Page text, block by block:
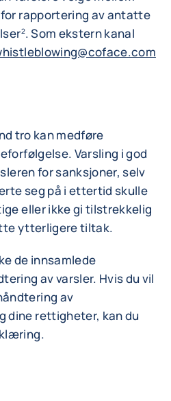
rapportering av antatte
2. Som ekstern kanal
tro kan medføre
Varsling i god
for sanksjoner, selv
seg på i ettertid skulle
eller ikke gi tilstrekkelig
ytterligere tiltak.
de innsamlede
av varsler. Hvis du vil
av
dine rettigheter, kan du